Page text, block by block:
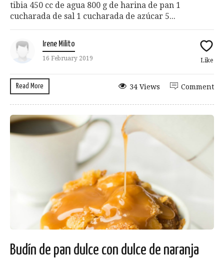
tibia 450 cc de agua 800 g de harina de pan 1
cucharada de sal 1 cucharada de azúcar 5...
Irene Milito
16 February 2019 Like
Read More Comment
34 Views
Budín de pan dulce con dulce de naranja